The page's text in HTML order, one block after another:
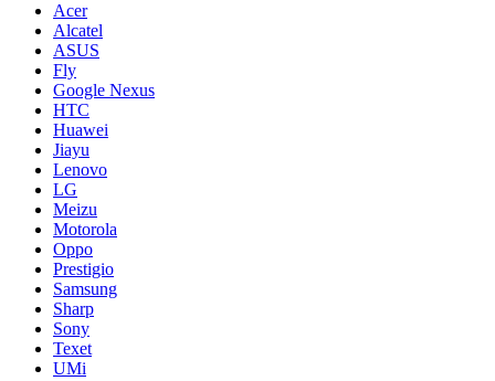
Acer
Alcatel
ASUS
Fly
Google Nexus
HTC
Huawei
Jiayu
Lenovo
LG
Meizu
Motorola
Oppo
Prestigio
Samsung
Sharp
Sony
Texet
UMi